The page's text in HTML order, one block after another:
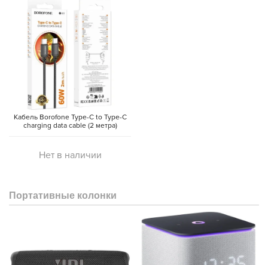
Кабель Borofone Type-C to Type-C
charging data cable (2 метра)
Нет в наличии
Портативные колонки